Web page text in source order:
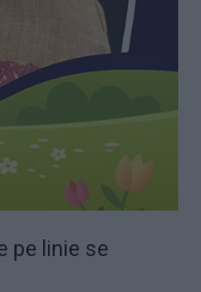
pe linie se